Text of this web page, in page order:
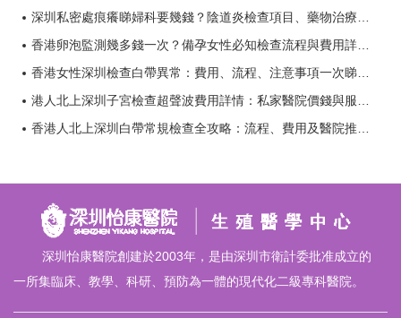
深圳私密處痕癢睇婦科要幾錢？陰道炎檢查項目、藥物治療費用詳解？
香港卵泡監測幾多錢一次？備孕女性必知檢查流程與費用詳解？
香港女性深圳檢查白帶異常：費用、流程、注意事項一次睇清？
港人北上深圳子宮檢查超聲波費用詳情：私家醫院價錢與服務比較？
香港人北上深圳白帶常規檢查全攻略：流程、費用及醫院推薦？
深圳怡康醫院創建於2003年，是由深圳市衛計委批准成立的
一所集臨床、教學、科研、預防為一體的現代化二級專科醫院。